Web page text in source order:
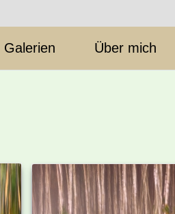
Galerien Über mich